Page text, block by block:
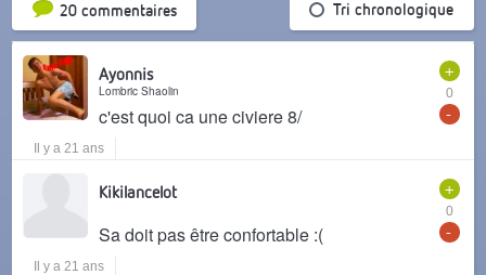
20 commentairesTri par popularité Tri chronologique
+
0
-
Ayonnis
Lombric Shaolin
c'est quoi ca une civiere 8/
Il y a 21 ans
+
0
-
Kikilancelot
Sa doit pas être confortable :(
Il y a 21 ans